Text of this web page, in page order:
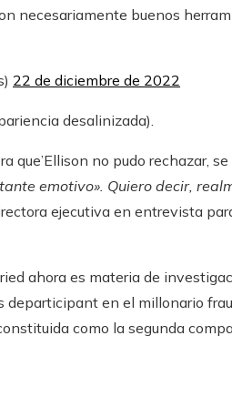
necesariamente buenos
22 de diciembre de 2022
desalinizada).
no pudo rechazar,
emotivo». Quiero decir,
ejecutiva en entrevista
ahora es materia de
​​​​​​departicipant en el millonario
como la segunda